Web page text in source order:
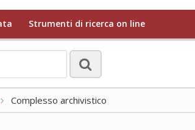
Strumenti di ricerca on line
Complesso archivistico